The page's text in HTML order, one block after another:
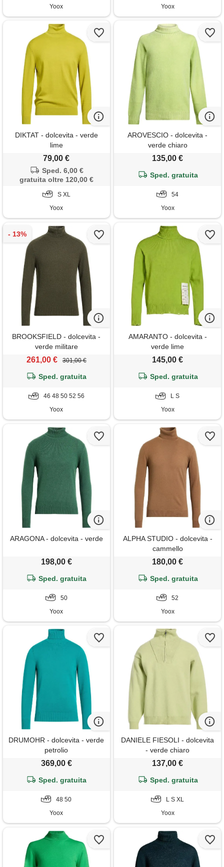
Yoox Yoox
DIKTAT - dolcevita - verde
lime
79,00 €
Sped. 6,00 €
gratuita oltre 120,00 €
S XL
Yoox
AROVESCIO - dolcevita -
verde chiaro
135,00 €
Sped. gratuita
54
Yoox
BROOKSFIELD - dolcevita -
verde militare
261,00 € 301,00 €
Sped. gratuita
46 48 50 52 56
Yoox
AMARANTO - dolcevita -
verde lime
145,00 €
Sped. gratuita
L S
Yoox
ARAGONA - dolcevita - verde
198,00 €
Sped. gratuita
50
Yoox
ALPHA STUDIO - dolcevita -
cammello
180,00 €
Sped. gratuita
52
Yoox
DRUMOHR - dolcevita - verde
petrolio
369,00 €
Sped. gratuita
48 50
Yoox
DANIELE FIESOLI - dolcevita
- verde chiaro
137,00 €
Sped. gratuita
L S XL
Yoox